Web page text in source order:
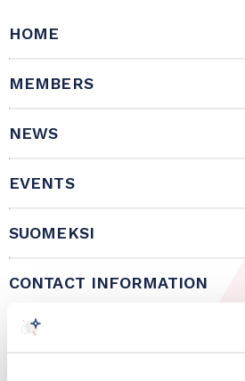
HOME
MEMBERS
NEWS
EVENTS
SUOMEKSI
CONTACT INFORMATION
BOARD OF DIRECTORS AND